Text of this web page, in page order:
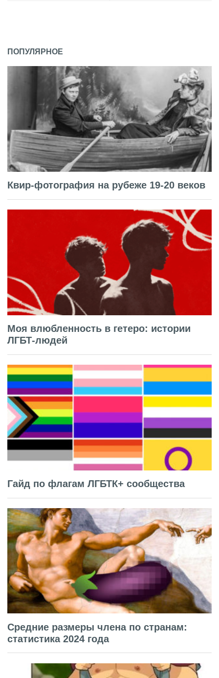
ПОПУЛЯРНОЕ
Квир-фотография на рубеже 19-20 веков
Моя влюбленность в гетеро: истории
ЛГБТ-людей
Гайд по флагам ЛГБТК+ сообщества
Средние размеры члена по странам:
статистика 2024 года